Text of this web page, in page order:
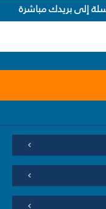
إلى بريدك مباشرة